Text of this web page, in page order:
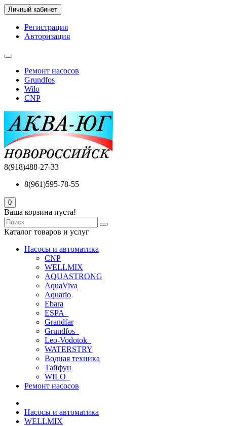
Личный кабинет
Регистрация
Авторизация
Ремонт насосов
Grundfos
Wilo
CNP
8(918)488-27-33
8(961)595-78-55
0
Ваша корзина пуста!
Каталог товаров и услуг
Насосы и автоматика
CNP
WELLMIX
AQUASTRONG
AquaViva
Aquario
Ebara
ESPA_
Grandfar
Grundfos_
Leo-Vodotok_
WATERSTRY
Водная техника
Тайфун
WILO_
Ремонт насосов
Насосы и автоматика
WELLMIX